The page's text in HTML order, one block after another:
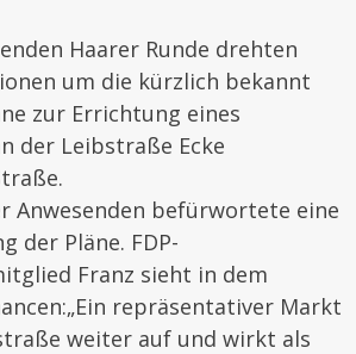
Haarer Runde drehten
um die kürzlich bekannt
zur Errichtung eines
der Leibstraße Ecke
Anwesenden befürwortete eine
der Pläne. FDP-
Franz sieht in dem
repräsentativer Markt
weiter auf und wirkt als